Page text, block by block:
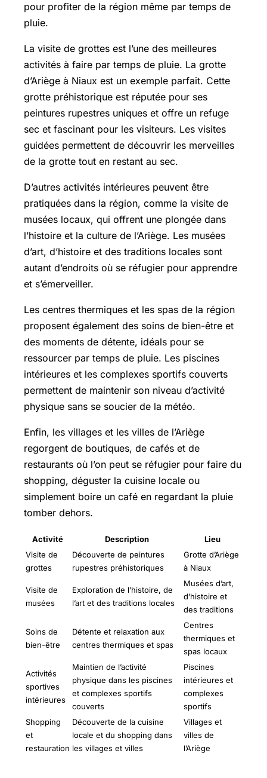
pour profiter de la région même par temps de
pluie.
La visite de grottes est l’une des meilleures
activités à faire par temps de pluie. La grotte
d’Ariège à Niaux est un exemple parfait. Cette
grotte préhistorique est réputée pour ses
peintures rupestres uniques et offre un refuge
sec et fascinant pour les visiteurs. Les visites
guidées permettent de découvrir les merveilles
de la grotte tout en restant au sec.
D’autres activités intérieures peuvent être
pratiquées dans la région, comme la visite de
musées locaux, qui offrent une plongée dans
l’histoire et la culture de l’Ariège. Les musées
d’art, d’histoire et des traditions locales sont
autant d’endroits où se réfugier pour apprendre
et s’émerveiller.
Les centres thermiques et les spas de la région
proposent également des soins de bien-être et
des moments de détente, idéals pour se
ressourcer par temps de pluie. Les piscines
intérieures et les complexes sportifs couverts
permettent de maintenir son niveau d’activité
physique sans se soucier de la météo.
Enfin, les villages et les villes de l’Ariège
regorgent de boutiques, de cafés et de
restaurants où l’on peut se réfugier pour faire du
shopping, déguster la cuisine locale ou
simplement boire un café en regardant la pluie
tomber dehors.
Activité Description
Lieu
Visite de
grottes
Découverte de peintures
rupestres préhistoriques
Grotte d’Ariège
à Niaux
Visite de
musées
Exploration de l’histoire, de
l’art et des traditions locales
Musées d’art,
d’histoire et
des traditions
Soins de
bien-être
Détente et relaxation aux
centres thermiques et spas
Centres
thermiques et
spas locaux
Activités
sportives
intérieures
Maintien de l’activité
physique dans les piscines
et complexes sportifs
couverts
Piscines
intérieures et
complexes
sportifs
Shopping
et
restauration
Découverte de la cuisine
locale et du shopping dans
les villages et villes
Villages et
villes de
l’Ariège